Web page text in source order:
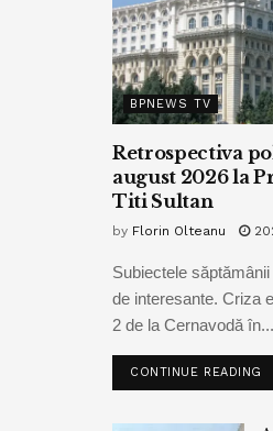
BPNEWS TV
Retrospectiva
august 2026 la
Titi Sultan
by Florin Olteanu
Subiectele
de interesante. Criza
2 de la Cernavodă în...
CONTINUE READING